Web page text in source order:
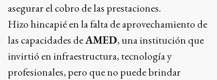
asegurar el cobro de las prestaciones.
Hizo hincapié en la falta de aprovechamiento de
las capacidades deAMED, una institución que
invirtió en infraestructura, tecnología y
profesionales, pero que no puede brindar